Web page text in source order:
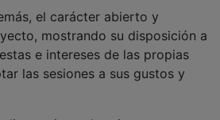
mostrando su disposición a
e intereses de las propias
las sesiones a sus gustos y